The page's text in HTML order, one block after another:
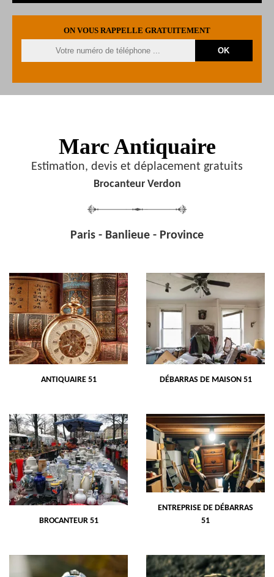
ON VOUS RAPPELLE GRATUITEMENT
Marc Antiquaire
Estimation, devis et déplacement gratuits
Brocanteur Verdon
Paris - Banlieue - Province
ANTIQUAIRE 51 DÉBARRAS DE MAISON 51
BROCANTEUR 51
ENTREPRISE DE DÉBARRAS
51